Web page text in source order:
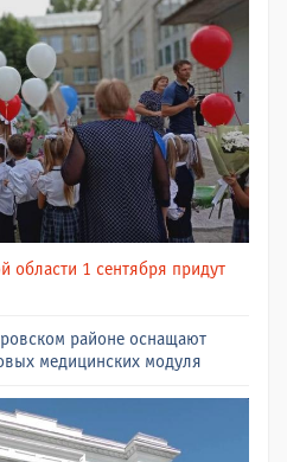
области 1 сентября придут
районе оснащают
медицинских модуля